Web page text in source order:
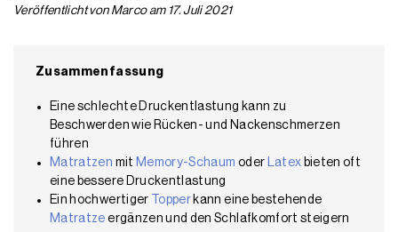
Veröffentlicht von Marco am 17. Juli 2021
Zusammenfassung
Eine schlechte Druckentlastung kann zu
Beschwerden wie Rücken- und Nackenschmerzen
führen
Matratzen mit Memory-Schaum oder Latex bieten oft
eine bessere Druckentlastung
Ein hochwertiger
Topper kann eine bestehende
Matratze ergänzen und den Schlafkomfort steigern